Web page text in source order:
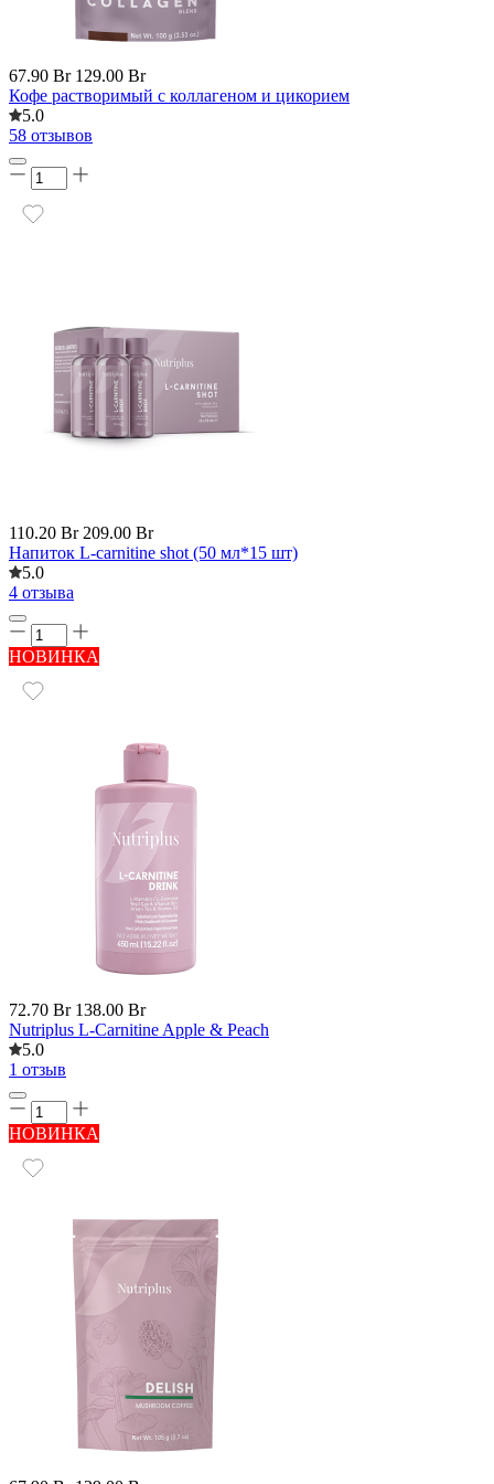
67.90 Br 129.00 Br
Кофе растворимый с коллагеном и цикорием
5.0
58 отзывов
110.20 Br 209.00 Br
Напиток L-carnitine shot (50 мл*15 шт)
5.0
4 отзыва
НОВИНКА
72.70 Br 138.00 Br
Nutriplus L-Carnitine Apple & Peach
5.0
1 отзыв
НОВИНКА